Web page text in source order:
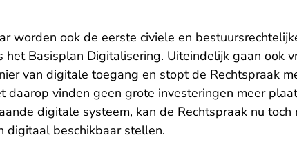
worden ook de eerste civiele en
het Basisplan Digitalisering. Uiteindelijk gaan ook
van digitale toegang en stopt de Rechtspraak
daarop vinden geen grote investeringen meer
digitale systeem, kan de Rechtspraak nu toch
digitaal beschikbaar stellen.